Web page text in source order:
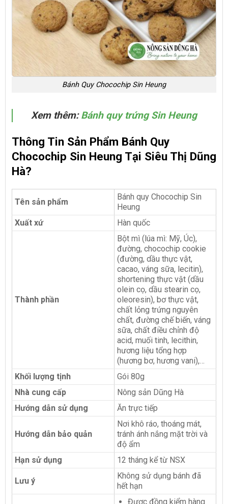
Bánh Quy Chocochip Sin Heung
Xem thêm:Bánh quy trứng Sin Heung
Thông Tin Sản Phẩm Bánh Quy
Chocochip Sin Heung Tại Siêu Thị Dũng
Hà?
Tên sản phẩm
Bánh quy Chocochip Sin
Heung
Xuất xứ
Hàn quốc
Thành phần
Bột mì (lúa mì: Mỹ, Úc),
đường, chocochip cookie
(đường, dầu thực vật,
cacao, váng sữa, lecitin),
shortening thực vật (dầu
olein cọ, dầu stearin cọ,
oleoresin), bơ thực vật,
chất lỏng trứng nguyên
chất, đường chế biến, váng
sữa, chất điều chỉnh độ
acid, muối tinh, lecithin,
hương liệu tổng hợp
(hương bơ, hương vani),…
Khối lượng tịnh
Gói 80g
Nhà cung cấp
Nông sản Dũng Hà
Hướng dẫn sử dụng
Ăn trực tiếp
Hướng dẫn bảo quản
Nơi khô ráo, thoáng mát,
tránh ánh nắng mặt trời và
độ ẩm
Hạn sử dụng
12 tháng kể từ NSX
Lưu ý
Không sử dụng bánh đã
hết hạn
Được đồng kiểm hàng